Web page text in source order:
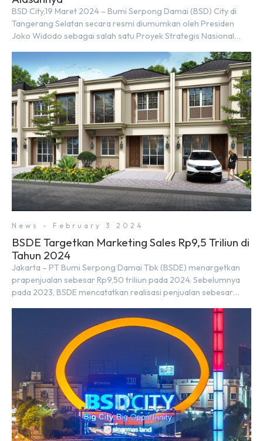
BSD City,19 Maret 2024 – Bumi Serpong Damai (BSD) City di
Tangerang Selatan secara resmi diumumkan oleh Presiden
Joko Widodo sebagai salah satu Proyek Strategis Nasional
Koordinator Bidang Perekonomian, Airlangga Hartarto, setelah
Rapat Terbatas (ratas) bersama Jokowi di Istana Kepresidenan
pada hari Senin, 18 Maret 2024. Selain […]
News - February 3 2024
BSDE Targetkan Marketing Sales Rp9,5 Triliun di
Tahun 2024
Jakarta – PT Bumi Serpong Damai Tbk (BSDE) menargetkan
prapenjualan sebesar Rp9,50 triliun pada 2024. Sebelumnya
pada 2023, BSDE mencatatkan realisasi penjualan sebesar
Rp8,80 triliun. Menurut Direktur BSDE Hermawan Wijaya
menghadapi 2024, kondisi ekonomi global maupun nasional
dapat memengaruhi pertimbangan masyarakat untuk
membeli rumah maupun investasi di sektor […]